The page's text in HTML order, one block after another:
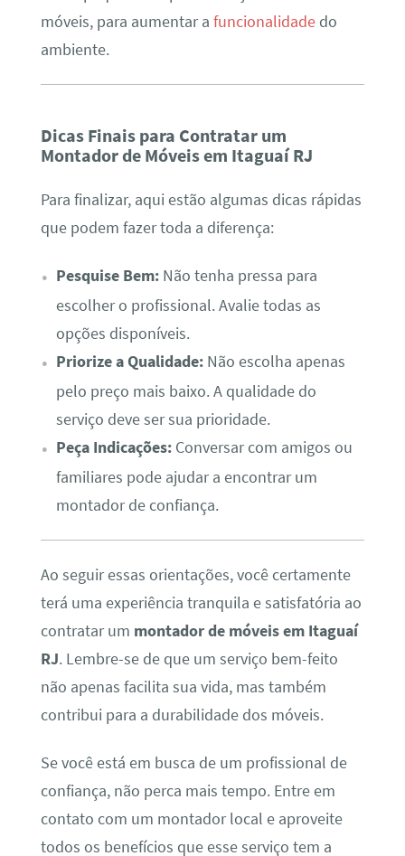
móveis, para aumentar a funcionalidadedo
ambiente.
Dicas Finais para Contratar um
Montador de Móveis em Itaguaí RJ
Para finalizar, aqui estão algumas dicas rápidas
que podem fazer toda a diferença:
Pesquise Bem:Não tenha pressa para
escolher o profissional. Avalie todas as
opções disponíveis.
Priorize a Qualidade:Não escolha apenas
pelo preço mais baixo. A qualidade do
serviço deve ser sua prioridade.
Peça Indicações:Conversar com amigos ou
familiares pode ajudar a encontrar um
montador de confiança.
Ao seguir essas orientações, você certamente
terá uma experiência tranquila e satisfatória ao
contratar um montador de móveis em Itaguaí
RJ. Lembre-se de que um serviço bem-feito
não apenas facilita sua vida, mas também
contribui para a durabilidade dos móveis.
Se você está em busca de um profissional de
confiança, não perca mais tempo. Entre em
contato com um montador local e aproveite
todos os benefícios que esse serviço tem a